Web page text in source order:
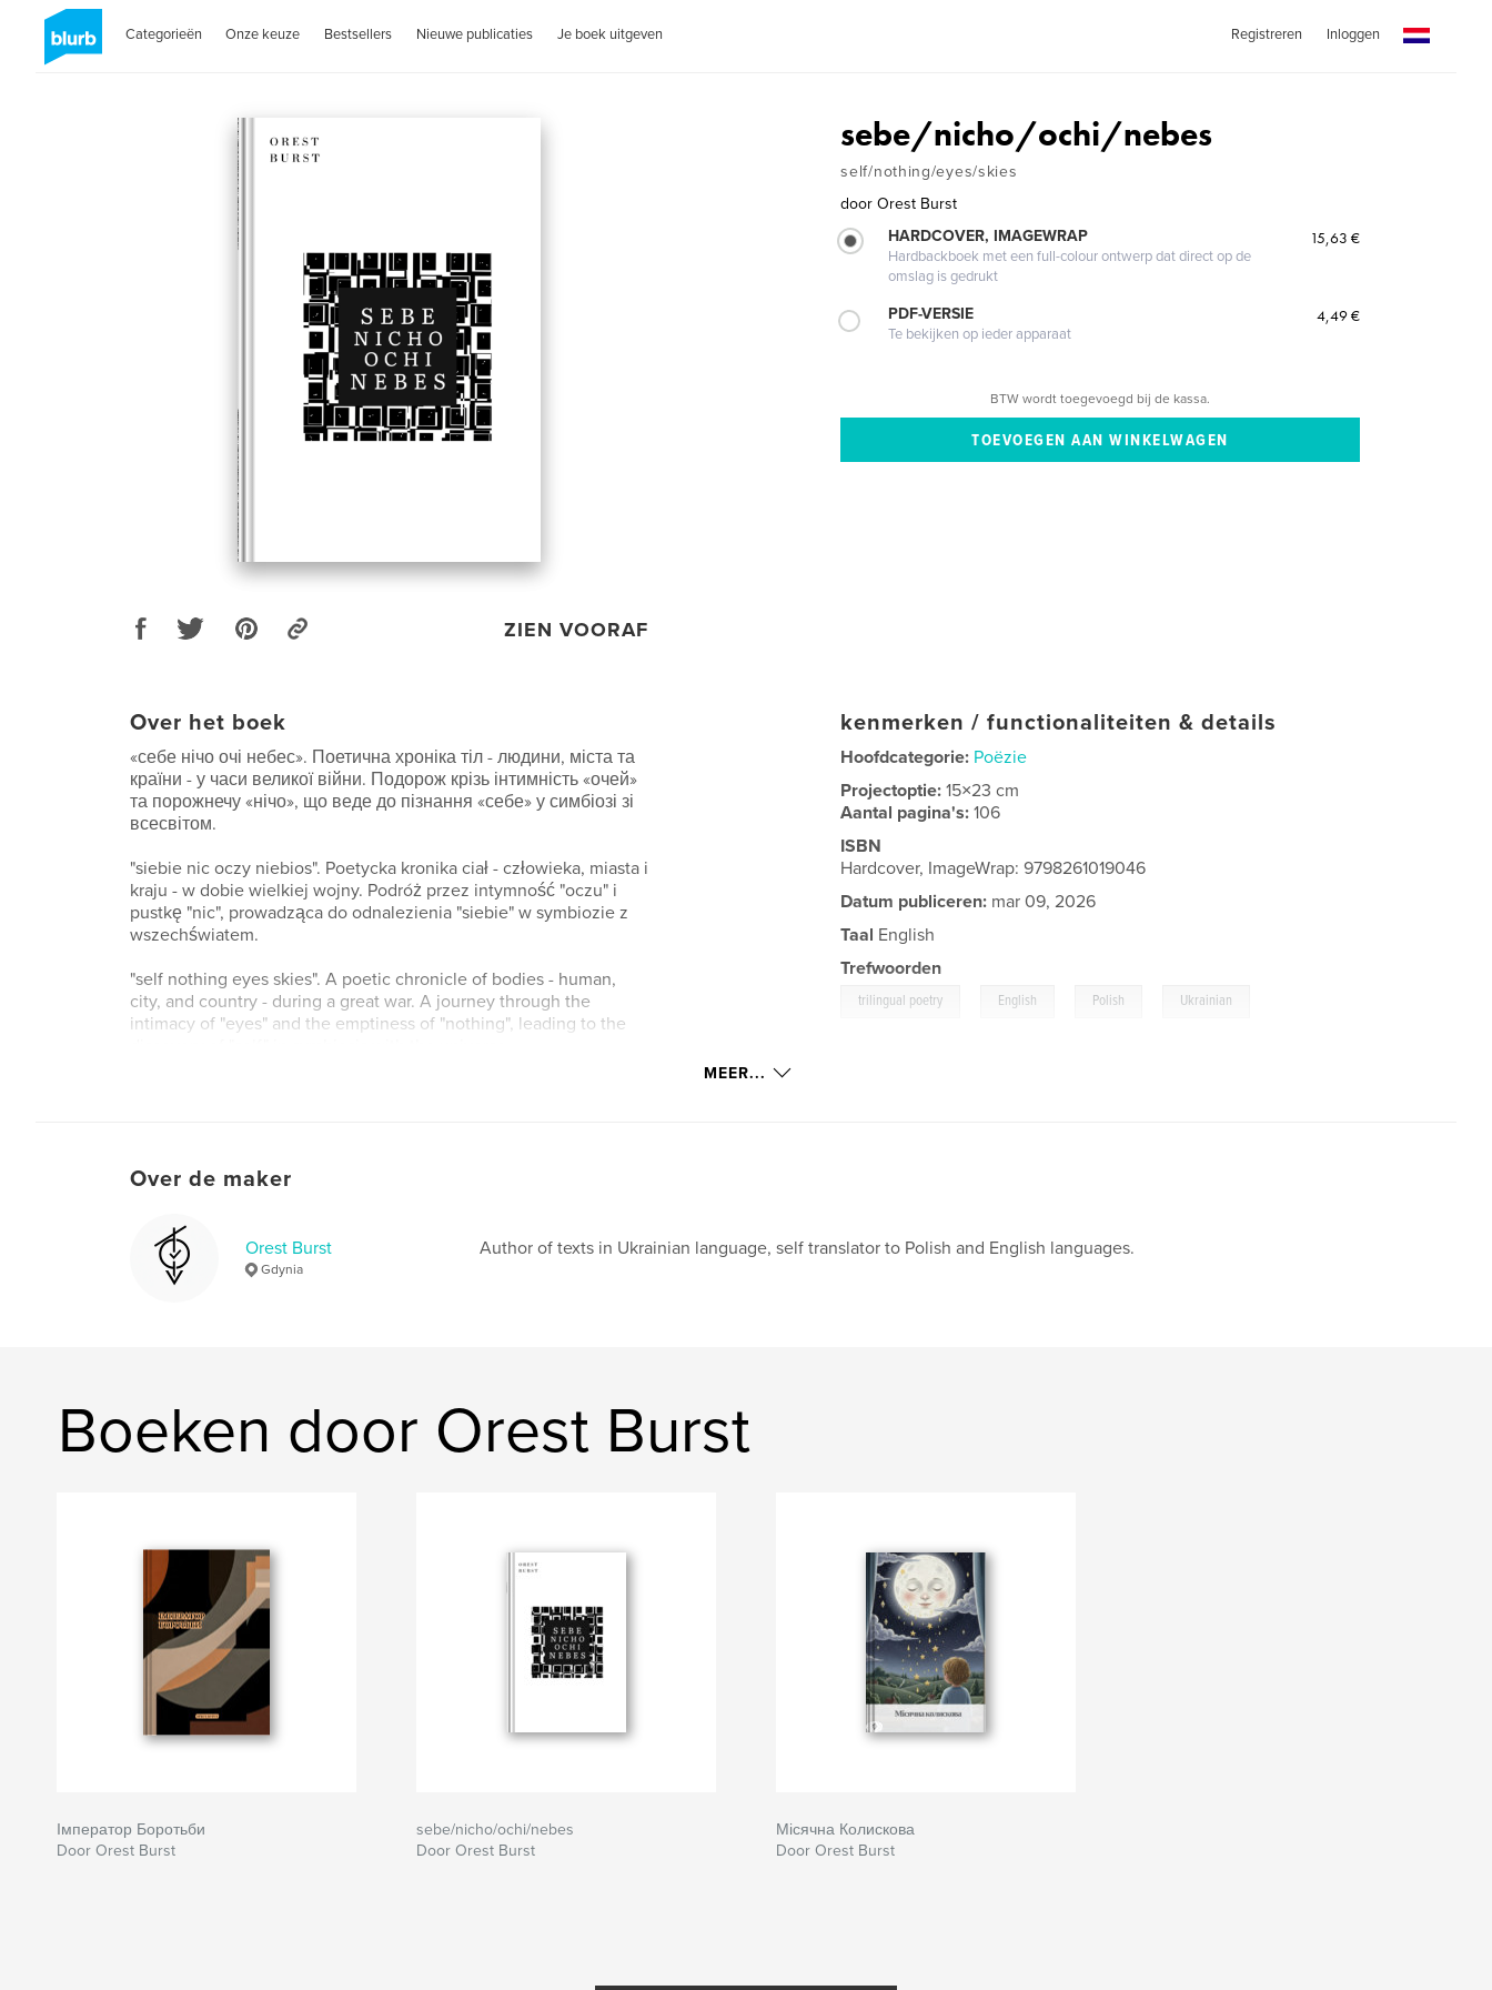
Categorieën Onze keuze Bestsellers Nieuwe publicaties Je boek uitgeven Registreren Inloggen
ZIEN VOORAF
sebe/nicho/ochi/nebes
self/nothing/eyes/skies
door Orest Burst
HARDCOVER, IMAGEWRAP
Hardbackboek met een full-colour ontwerp dat direct op de
omslag is gedrukt
15,63 €
PDF-VERSIE
Te bekijken op ieder apparaat
4,49 €
BTW wordt toegevoegd bij de kassa.
Over het boek
«себе нічо очі небес». Поетична хроніка тіл - людини, міста та
країни - у часи великої війни. Подорож крізь інтимність «очей»
та порожнечу «нічо», що веде до пізнання «себе» у симбіозі зі
всесвітом.
"siebie nic oczy niebios". Poetycka kronika ciał - człowieka, miasta i
kraju - w dobie wielkiej wojny. Podróż przez intymność "oczu" i
pustkę "nic", prowadząca do odnalezienia "siebie" w symbiozie z
wszechświatem.
"self nothing eyes skies". A poetic chronicle of bodies - human,
city, and country - during a great war. A journey through the
intimacy of "eyes" and the emptiness of "nothing", leading to the
kenmerken / functionaliteiten & details
Hoofdcategorie: Poëzie
Projectoptie:15×23 cm
Aantal pagina's:106
ISBN
Hardcover, ImageWrap: 9798261019046
Datum publiceren: mar 09, 2026
Taal English
Trefwoorden
trilingual poetry English Polish Ukrainian
MEER...
Over de maker
Orest Burst
Gdynia
Author of texts in Ukrainian language, self translator to Polish and English languages.
Boeken door Orest Burst
Імператор Боротьби
Door Orest Burst
sebe/nicho/ochi/nebes
Door Orest Burst
Місячна Колискова
Door Orest Burst